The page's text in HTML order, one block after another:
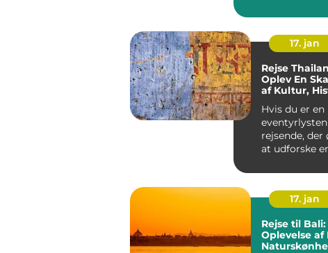
kombin...
17. jan
Rejse
Oplev En
af Kultur,
Hvis du er en
eventyrlysten
rejsende, der
at udforske
rig på kultur,
17. jan
Rejse til Bali:
Oplevelse